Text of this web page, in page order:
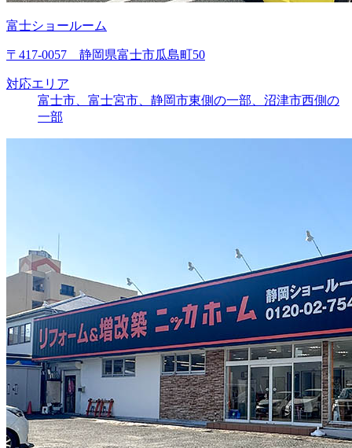
富士ショールーム
〒417-0057 静岡県富士市瓜島町50
対応エリア
富士市、富士宮市、静岡市東側の一部、沼津市西側の
一部